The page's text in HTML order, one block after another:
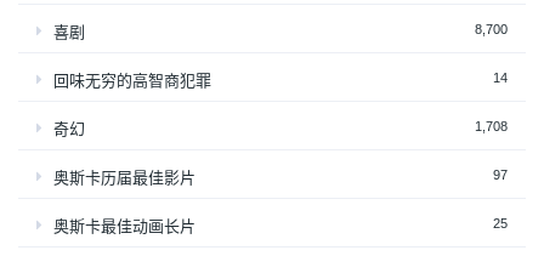
喜剧 8,700
回味无穷的高智商犯罪 14
奇幻 1,708
奥斯卡历届最佳影片 97
奥斯卡最佳动画长片 25